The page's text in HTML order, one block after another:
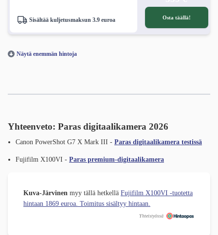
Sisältää kuljetusmaksun 3.9 euroa Osta täällä!
Näytä enemmän hintoja
Yhteenveto: Paras digitaalikamera 2026
Canon PowerShot G7 X Mark III - Paras digitaalikamera testissä
Fujifilm X100VI - Paras premium-digitaalikamera
Kuva-Järvinen myy tällä hetkellä Fujifilm X100VI -tuotetta
hintaan 1869 euroa. Toimitus sisältyy hintaan.
Yhteistyössä